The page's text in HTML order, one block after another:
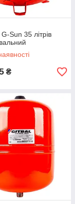
Sun 35 літрів
₴